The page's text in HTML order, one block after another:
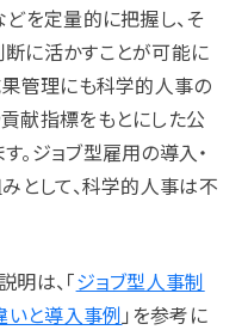
どを定量的に把握し、そ
に活かすことが可能に
果管理にも科学的人事の
献指標をもとにした公
ジョブ型雇用の導入・
として、科学的人事は不
は、「ジョブ型人事制
いと導入事例 」を参考に